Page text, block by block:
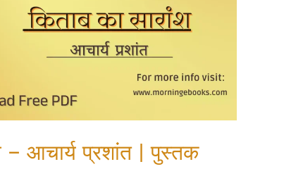
– आचार्य प्रशांत | पुस्तक